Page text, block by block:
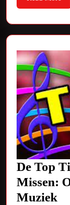
De Top
Missen:
Muziek